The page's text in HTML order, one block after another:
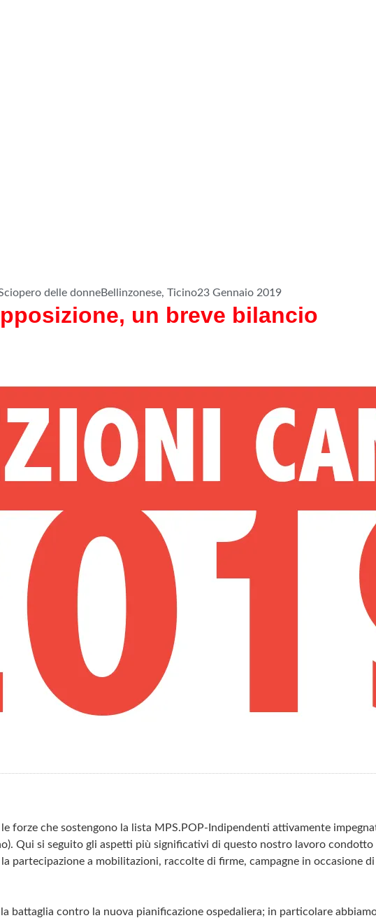
delle donneBellinzonese, Ticino23 Gennaio 2019
un breve bilancio
forze che sostengono la lista MPS.POP-Indipendenti attivamente
Qui si seguito gli aspetti più significativi di questo nostro lavoro
partecipazione a mobilitazioni, raccolte di firme, campagne in occasione
battaglia contro la nuova pianificazione ospedaliera; in particolare